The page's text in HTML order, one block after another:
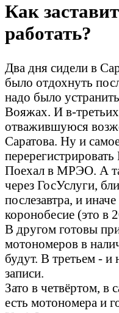
Как
работать?
Два дня сидели в
было отдохнуть
надо было
Вояжах. И в-
отважившуюся
Саратова. Ну и
Поехал в МРЭО. А
через ГосУслуги,
послезавтра, и
коронобесие (это в
В другом готовы
мотономеров в
будут. В третьем -
записи.
Зато в четвёртом, в
есть мотономера и